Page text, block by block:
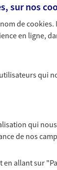
mais aussi
pour
jour l'avenir
sur nos
decookies.
en ligne,
qui
qui
de nos
en allant sur